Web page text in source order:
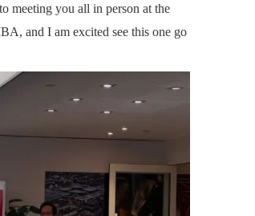
meeting you all in person at the
and I am excited see this one go